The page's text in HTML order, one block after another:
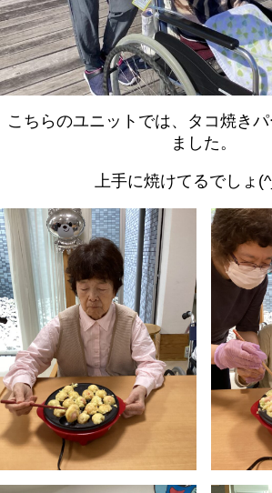
こちらのユニットでは、タコ焼き
ました。
上手に焼けてるでしょ